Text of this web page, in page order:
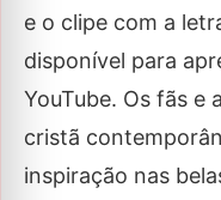
e o clipe com a
disponível para
YouTube. Os fãs e
cristã
inspiração nas